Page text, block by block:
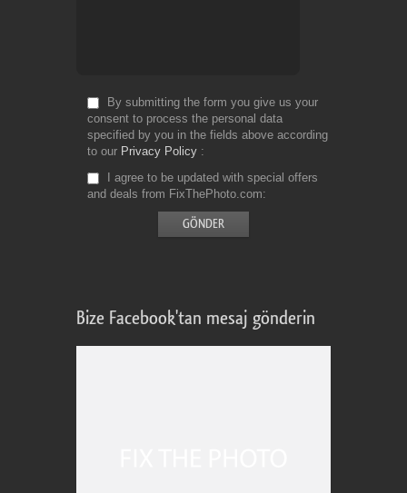
By submitting the form you give us your
consent to process the personal data
specified by you in the fields above according
to our Privacy Policy
I agree to be updated with special offers
and deals from FixThePhoto.com
Bize Facebook'tan mesaj gönderin